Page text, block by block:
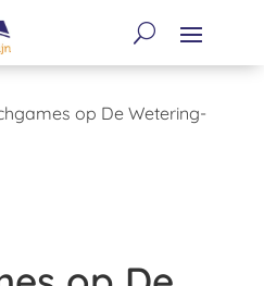
op De Wetering-